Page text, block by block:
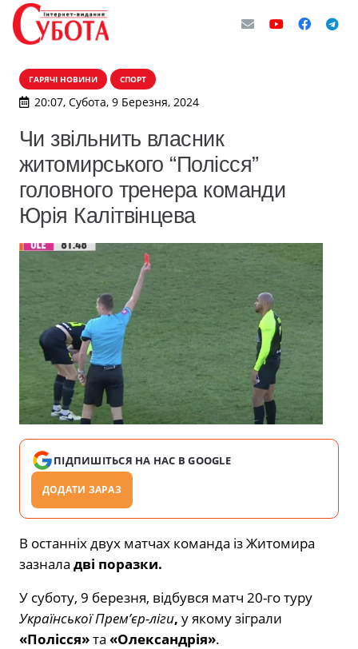
ГАРЯЧІ НОВИНИ СПОРТ
20:07, Субота, 9 Березня, 2024
Чи звільнить власник
житомирського “Полісся”
головного тренера команди
Юрія Калітвінцева
ПІДПИШІТЬСЯ НА НАС В GOOGLE
ДОДАТИ ЗАРАЗ
В останніх двух матчах команда із Житомира
зазнала дві поразки.
У суботу, 9 березня, відбувся матч 20-го туру
Української Прем’єр-ліги, у якому зіграли
«Полісся»та «Олександрія».